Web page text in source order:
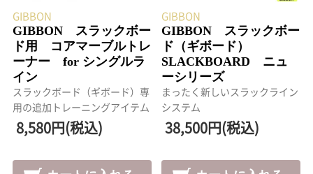
GIBBON
GIBBON スラックボー
ド用 コアマーブルトレ
ーナー for シングルラ
イン
スラックボード（ギボード）専
用の追加トレーニングアイテム
8,580円(税込)
GIBBON
GIBBON スラックボー
ド（ギボード）
SLACKBOARD ニュ
ーシリーズ
まったく新しいスラックライン
システム
38,500円(税込)